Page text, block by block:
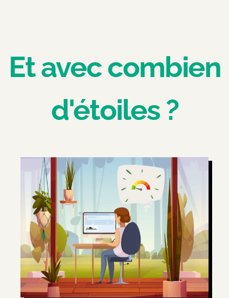
Et avec combien
d'étoiles ?